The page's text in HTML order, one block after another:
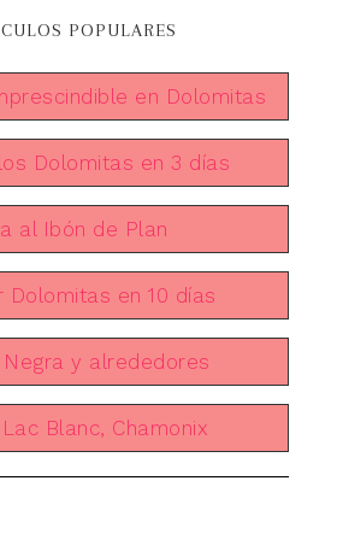
POPULARES
en Dolomitas
Dolomitas en 3 días
al Ibón de Plan
Dolomitas en 10 días
Negra y alrededores
Blanc, Chamonix